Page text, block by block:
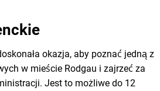
okazja, aby poznać jedną z
w mieście Rodgau i zajrzeć za
Jest to możliwe do 12